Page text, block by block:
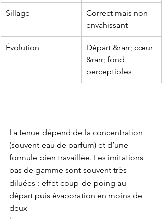
Sillage
Correct mais non
envahissant
Évolution
Départ &rarr; cœur
&rarr; fond
perceptibles
La tenue dépend de la concentration
(souvent eau de parfum) et d’une
formule bien travaillée. Les imitations
bas de gamme sont souvent très
diluées : effet coup-de-poing au
départ puis évaporation en moins de
deux